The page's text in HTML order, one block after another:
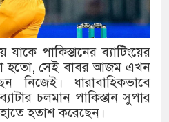
সারজিস-পাটোয়ারীসহ ১০ জনের
গুলশান থেকে সাবেক মন্ত্রী লতিফ
‘স্কুটি নাকি গোল্ড?’
এর ফ্রিডম ব্র্যান্ড, বাড়ল ক্যাম্পেইনের
পাকিস্তানের ব্যাটিংয়ের
হতো, সেই বাবর আজম এখন
নিজেই। ধারাবাহিকভাবে
চলমান পাকিস্তান সুপার
হতাশ করেছেন।